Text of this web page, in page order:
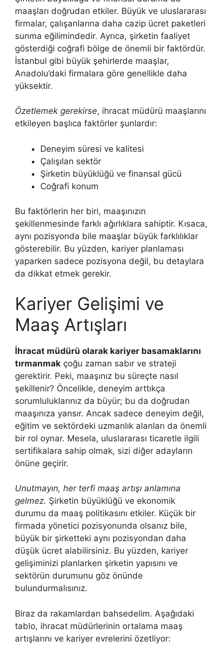
maaşları doğrudan etkiler. Büyük ve uluslararası
firmalar, çalışanlarına daha cazip ücret paketleri
sunma eğilimindedir. Ayrıca, şirketin faaliyet
gösterdiği coğrafi bölge de önemli bir faktördür.
İstanbul gibi büyük şehirlerde maaşlar,
Anadolu’daki firmalara göre genellikle daha
yüksektir.
Özetlemek gerekirse, ihracat müdürü maaşlarını
etkileyen başlıca faktörler şunlardır:
Deneyim süresi ve kalitesi
Çalışılan sektör
Şirketin büyüklüğü ve finansal gücü
Coğrafi konum
Bu faktörlerin her biri, maaşınızın
şekillenmesinde farklı ağırlıklara sahiptir. Kısaca,
aynı pozisyonda bile maaşlar büyük farklılıklar
gösterebilir. Bu yüzden, kariyer planlaması
yaparken sadece pozisyona değil, bu detaylara
da dikkat etmek gerekir.
Kariyer Gelişimi ve
Maaş Artışları
İhracat müdürü olarak kariyer basamaklarını
tırmanmak çoğu zaman sabır ve strateji
gerektirir. Peki, maaşınız bu süreçte nasıl
şekillenir? Öncelikle, deneyim arttıkça
sorumluluklarınız da büyür; bu da doğrudan
maaşınıza yansır. Ancak sadece deneyim değil,
eğitim ve sektördeki uzmanlık alanları da önemli
bir rol oynar. Mesela, uluslararası ticaretle ilgili
sertifikalara sahip olmak, sizi diğer adayların
önüne geçirir.
Unutmayın, her terfi maaş artışı anlamına
gelmez. Şirketin büyüklüğü ve ekonomik
durumu da maaş politikasını etkiler. Küçük bir
firmada yönetici pozisyonunda olsanız bile,
büyük bir şirketteki aynı pozisyondan daha
düşük ücret alabilirsiniz. Bu yüzden, kariyer
gelişiminizi planlarken şirketin yapısını ve
sektörün durumunu göz önünde
bulundurmalısınız.
Biraz da rakamlardan bahsedelim. Aşağıdaki
tablo, ihracat müdürlerinin ortalama maaş
artışlarını ve kariyer evrelerini özetliyor: